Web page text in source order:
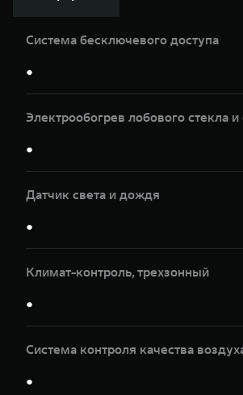
Система бесключевого доступа
●
Электрообогрев лобового стекла
●
Датчик света и дождя
●
Климат-контроль, трeхзонный
●
Система контроля качества
●